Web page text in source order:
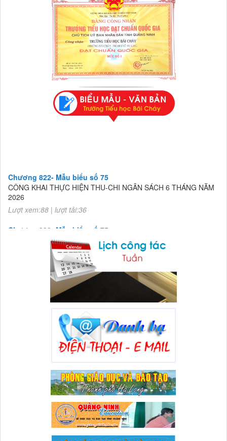
Chương 822- Mẫu biểu số 75
CÔNG KHAI THỰC HIỆN THU-CHI NGÂN SÁCH 6 THÁNG NĂM
2026
Lượt xem:88 | lượt tải:36
Chương 822- Mẫu biểu số 75
Lượt xem:88 | lượt tải:36